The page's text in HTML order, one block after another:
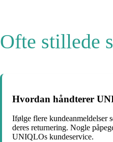
Ofte stillede
Hvordan håndterer
Ifølge flere kundeanmeldelser
deres returnering. Nogle
UNIQLOs kundeservice.